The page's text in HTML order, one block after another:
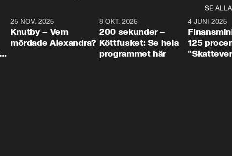
SE ALLA
31:05
25 NOV. 2025
Knutby – Vem
mördade Alexandra?
4:29
8 OKT. 2025
200 sekunder –
Köttfusket: Se hela
programmet här
4 JUNI 2025
125